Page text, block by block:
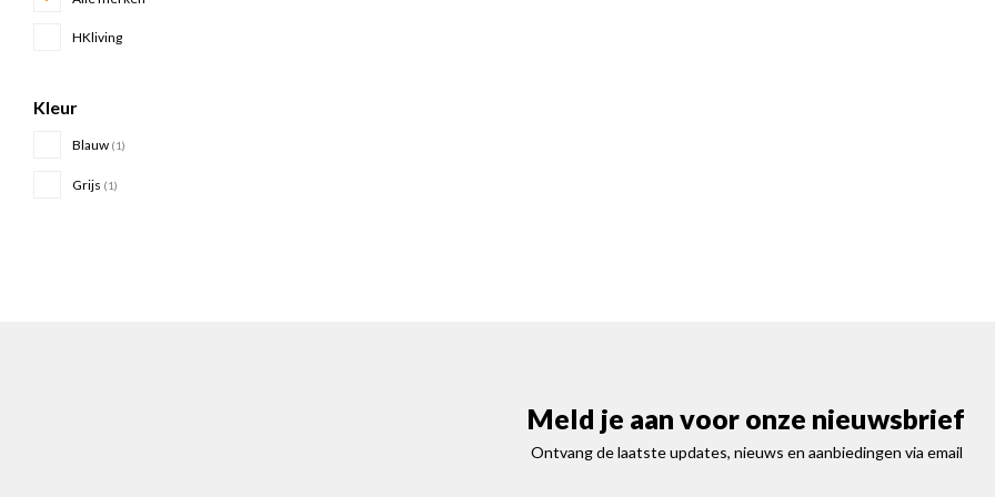
HKliving
Kleur
Blauw (1)
Grijs (1)
Meld je aan voor onze nieuwsbrief
Ontvang de laatste updates, nieuws en aanbiedingen via email